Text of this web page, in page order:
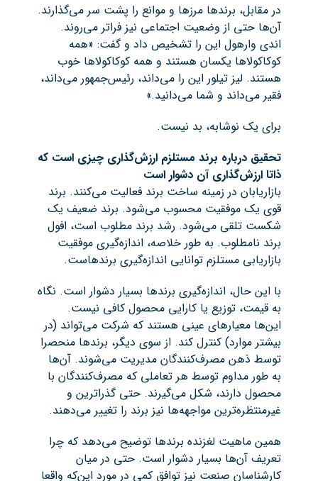
در مقابل، برندها مرزها و موانع را پشت سر می‌گذارند.
آن‌ها حتی از وضعیت اجتماعی نیز فراتر می‌روند.
اندی وارهول این را تشخیص داد و گفت: «همه
کوکاکولاها یکسان هستند و همه کوکاکولاها خوب
هستند. لیز تیلور این را می‌داند، رئیس‌جمهور می‌داند،
فقیر می‌داند و شما می‌دانید.»
برای یک نوشابه، بد نیست.
تحقیق درباره برند مستلزم ارزش‌گذاری چیزی است که
ذاتا ارزش‌گذاری آن دشوار است
بازاریابان در زمینه ساخت برند فعالیت می‌کنند. برند
قوی یک موفقیت محسوب می‌شود. برند ضعیف یک
شکست تلقی می‌شود. رشد برند مطلوب است، افول
برند نامطلوب. به طور خلاصه، اندازه‌گیری موفقیت
بازاریابی مستلزم توانایی اندازه‌گیری برندهاست.
با این حال، اندازه‌گیری برندها بسیار دشوار است. نگاه
به قیمت، توزیع یا کارایی محصول کافی نیست.
این‌ها معیارهای عینی هستند که شرکت می‌تواند (در
بیشتر موارد) کنترل کند. از سوی دیگر، برندها منحصرا
توسط ذهن مصرف‌کنندگان مدیریت می‌شوند. آن‌ها
به طور مداوم توسط هر تعاملی که مصرف‌کنندگان با
محصول دارند، شکل می‌گیرند. حتی گذراترین و
غیرمنتظره‌ترین مواجهه‌ها نیز برند را تغییر می‌دهند.
همین ماهیت لغزنده برندها توضیح می‌دهد که چرا
تعریف آن‌ها بسیار دشوار است. حتی در میان
کارشناسان صنعت نیز توافق کمی در مورد این‌که واقعا